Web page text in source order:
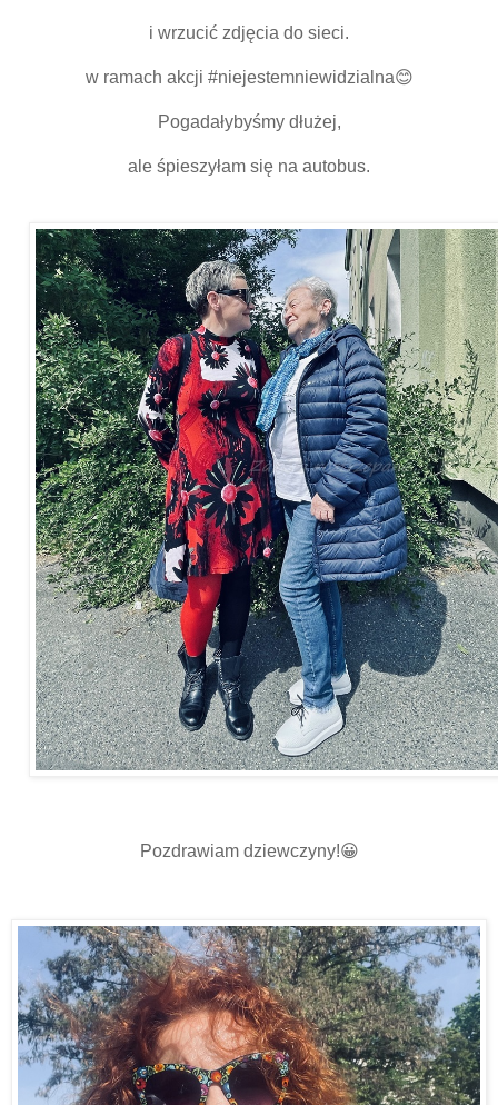
i wrzucić zdjęcia do sieci.
w ramach akcji #niejestemniewidzialna😊
Pogadałybyśmy dłużej,
ale śpieszyłam się na autobus.
Pozdrawiam dziewczyny!😀